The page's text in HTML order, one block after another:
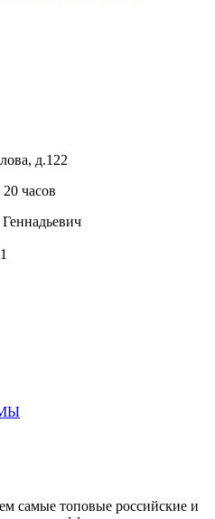
д.122
часов
самые топовые российские и